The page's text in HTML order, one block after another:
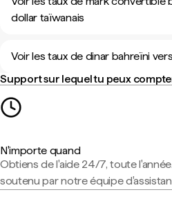
dollar taïwanais
Voir les taux de dinar bahreïni
Support sur lequel tu peux
N'importe quand
Obtiens de l'aide 24/7, toute
soutenu par notre équipe